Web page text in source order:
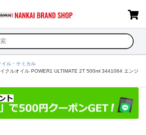
イル・ケミカル
クルオイル POWER1 ULTIMATE 2T 500ml 3441064 エンジ